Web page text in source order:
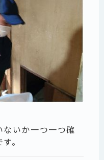
ないか一つ一つ確
。